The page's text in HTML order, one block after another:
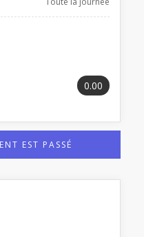
0.00
EST PASSÉ